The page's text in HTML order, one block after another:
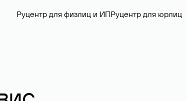
Руцентр для физлиц и ИПРуцентр для юрлиц